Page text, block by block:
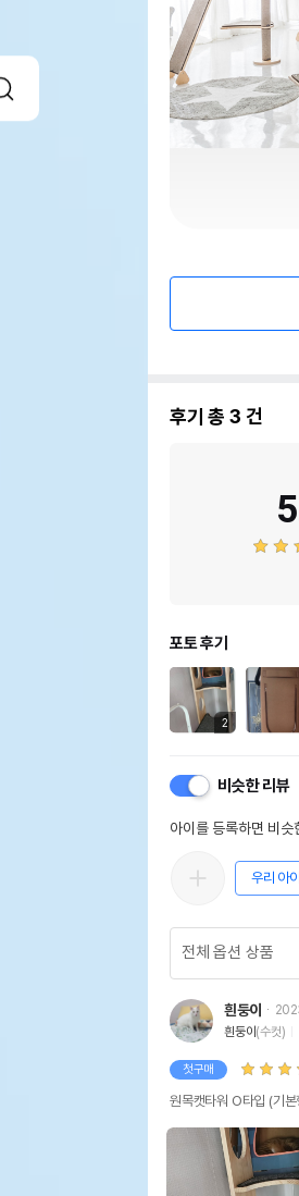
후기 총 3 건
포토 후기
2
비슷한 리뷰
아이를 등록하면 비
우리 아
흰둥이
흰둥이(수컷)
첫구매
원목캣타워 O타입 (기